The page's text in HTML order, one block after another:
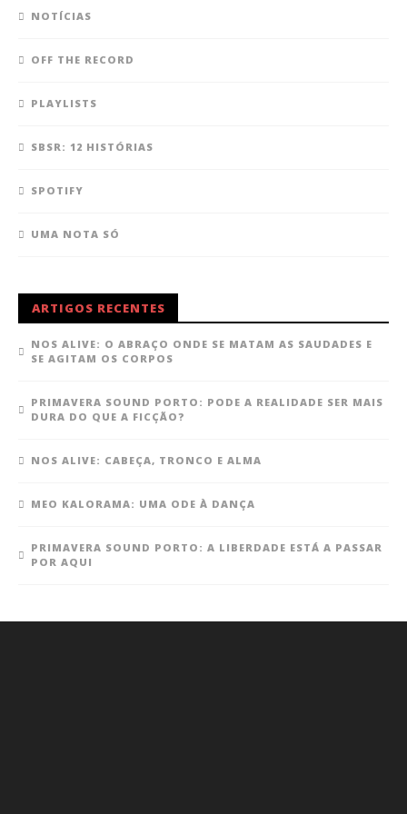
NOTÍCIAS
OFF THE RECORD
PLAYLISTS
SBSR: 12 HISTÓRIAS
SPOTIFY
UMA NOTA SÓ
ARTIGOS RECENTES
NOS ALIVE: O ABRAÇO ONDE SE MATAM AS SAUDADES E
SE AGITAM OS CORPOS
PRIMAVERA SOUND PORTO: PODE A REALIDADE SER MAIS
DURA DO QUE A FICÇÃO?
NOS ALIVE: CABEÇA, TRONCO E ALMA
MEO KALORAMA: UMA ODE À DANÇA
PRIMAVERA SOUND PORTO: A LIBERDADE ESTÁ A PASSAR
POR AQUI